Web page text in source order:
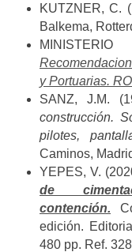
KUTZNER, C.
Balkema,
y Portuarias.
SANZ, J.M.
construcción.
pilotes,
Caminos,
YEPES, V.
de
contención.
edición.
480 pp. Ref.